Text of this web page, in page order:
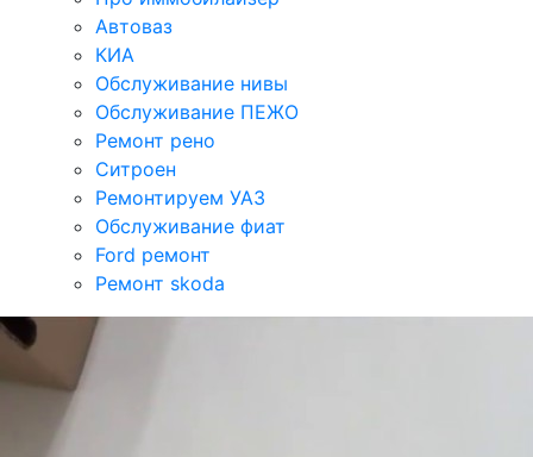
Автоваз
КИА
Обслуживание нивы
Обслуживание ПЕЖО
Ремонт рено
Ситроен
Ремонтируем УАЗ
Обслуживание фиат
Ford ремонт
Ремонт skoda